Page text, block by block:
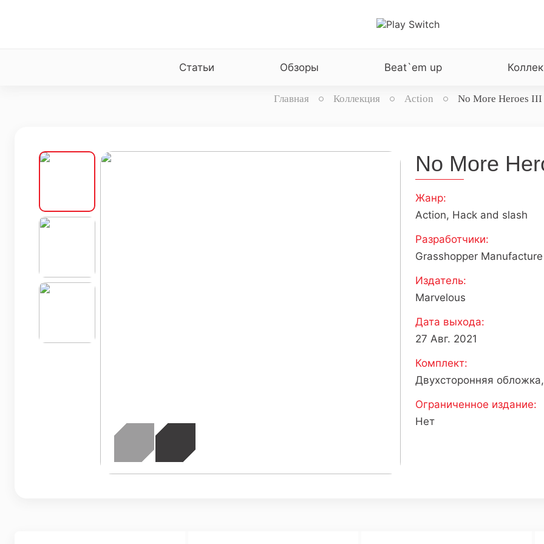
Статьи Обзоры Beat`em up
Главная Коллекция Action No More Heroes III
No More
Жанр:
Action, Hack and slash
Разработчики:
Grasshopper Manufacture
Издатель:
Marvelous
Дата выхода:
27 Авг. 2021
Комплект:
Двухсторонняя
Ограниченное издание:
Нет